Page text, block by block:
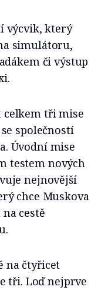
výcvik, který
simulátoru,
či výstup
celkem tři mise
společností
Úvodní mise
testem nových
nejnovější
chce Muskova
cestě
na čtyřicet
tři. Loď nejprve